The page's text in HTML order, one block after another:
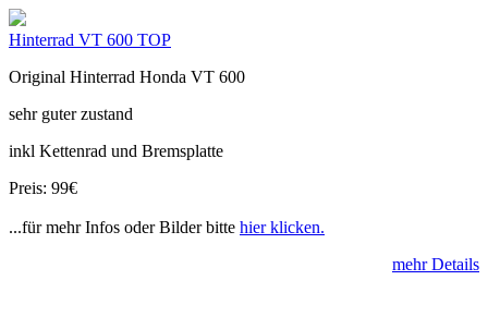
Hinterrad VT 600 TOP
Original Hinterrad Honda VT 600
sehr guter zustand
inkl Kettenrad und Bremsplatte
Preis: 99€
...für mehr Infos oder Bilder bitte hier klicken.
mehr Details